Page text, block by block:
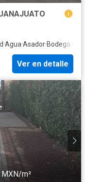
·Agua·Asador·Bodega
Ver en detalle
m²